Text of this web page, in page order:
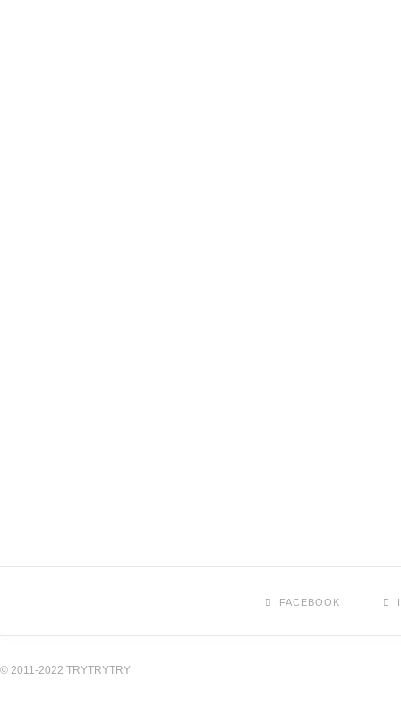
FACEBOOK
© 2011-2022 TRYTRYTRY